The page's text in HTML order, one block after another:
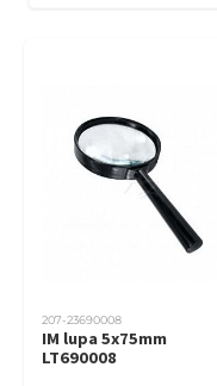
207-23690008
IM lupa 5x75mm
LT690008